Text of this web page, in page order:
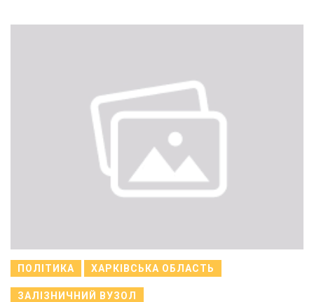
ПОЛІТИКА ХАРКІВСЬКА ОБЛАСТЬ
ЗАЛІЗНИЧНИЙ ВУЗОЛ